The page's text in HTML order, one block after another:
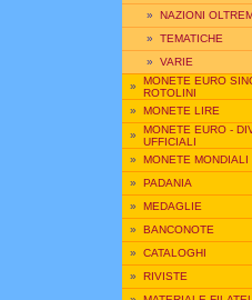
» NAZIONI
» TEMATICHE
» VARIE
» MONETE EURO
ROTOLINI
» MONETE LIRE
» MONETE EURO -
UFFICIALI
» MONETE MONDIALI
» PADANIA
» MEDAGLIE
» BANCONOTE
» CATALOGHI
» RIVISTE